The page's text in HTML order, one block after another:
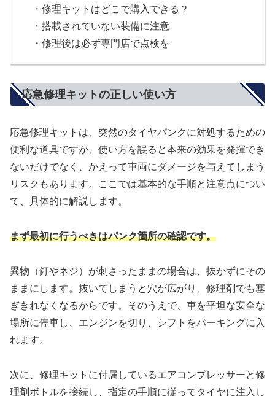
・修理キットはどこで購入できる？
・搭載されていない装備に注意
・修理後は必ず専門店で点検を
応急修理キットの正しい使い方
応急修理キットは、突然のタイヤパンクに対処するための
便利な道具ですが、使い方を誤ると本来の効果を発揮でき
ないだけでなく、かえって車両にダメージを与えてしまう
リスクもあります。ここでは基本的な手順と注意点につい
て、具体的に解説します。
まず最初に行うべきはパンク箇所の確認です。
異物（釘やネジ）が刺さったままの場合は、抜かずにその
ままにします。抜いてしまうと穴が広がり、修理剤でも塞
ぎきれなくなるからです。そのうえで、車を平坦な安全な
場所に停車し、エンジンを切り、シフトをパーキングに入
れます。
次に、修理キットに付属しているエアコンプレッサーと修
理剤ボトルを接続し、指定の手順に従ってタイヤに注入し